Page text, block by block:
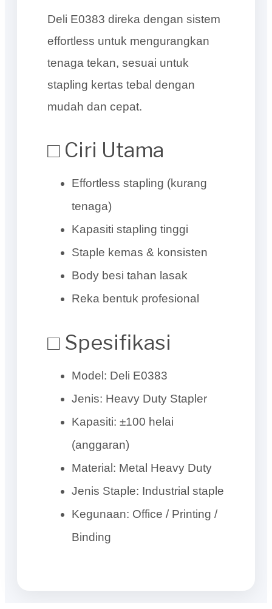
Deli E0383 direka dengan sistem
effortless untuk mengurangkan
tenaga tekan, sesuai untuk
stapling kertas tebal dengan
mudah dan cepat.
□ Ciri Utama
Effortless stapling (kurang
tenaga)
Kapasiti stapling tinggi
Staple kemas & konsisten
Body besi tahan lasak
Reka bentuk profesional
□ Spesifikasi
Model: Deli E0383
Jenis: Heavy Duty Stapler
Kapasiti: ±100 helai
(anggaran)
Material: Metal Heavy Duty
Jenis Staple: Industrial staple
Kegunaan: Office / Printing /
Binding